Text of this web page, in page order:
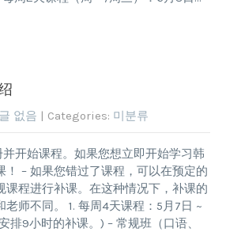
없음 | Categories: 미분류
开始课程。如果您想立即开始学习韩
！ – 如果您错过了课程，可以在预定的
课程进行补课。在这种情况下，补课的
师不同。 1. 每周4天课程：5月7日 ~
排9小时的补课。) – 常规班（口语、